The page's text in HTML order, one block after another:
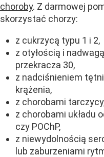
choroby. Z darmowej
skorzystać chorzy:
z cukrzycą typu 1 i 2,
z otyłością i
przekracza 30,
z nadciśnieniem
krążenia,
z chorobami
z chorobami układu
czy POChP,
z niewydolnością
lub zaburzeniami